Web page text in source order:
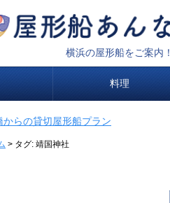
横浜の屋形船をご案内！
料理
らの貸切屋形船プラン
> タグ: 靖国神社